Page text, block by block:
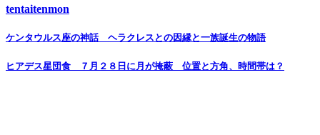
tentaitenmon
Post
navigation
ケンタウルス座の神話 ヘラクレスとの因縁と一族誕生の物語
ヒアデス星団食 ７月２８日に月が掩蔽 位置と方角、時間帯は？